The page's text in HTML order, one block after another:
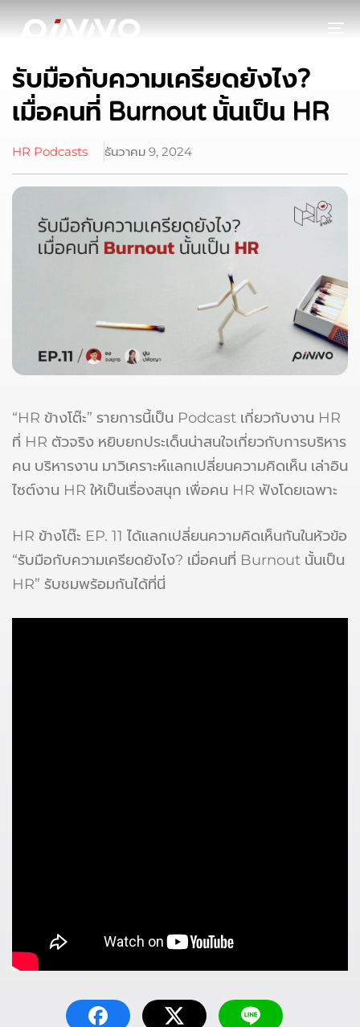
รับมือกับความเครียดยังไง?
เมื่อคนที่ Burnout นั้นเป็น HR
HR Podcasts ธันวาคม 9, 2024
“HR ข้างโต๊ะ” รายการนี้เป็น Podcast เกี่ยวกับงาน HR
ที่ HR ตัวจริง หยิบยกประเด็นน่าสนใจเกี่ยวกับการบริหาร
คน บริหารงาน มาวิเคราะห์แลกเปลี่ยนความคิดเห็น เล่าอิน
ไซต์งาน HR ให้เป็นเรื่องสนุก เพื่อคน HR ฟังโดยเฉพาะ
HR ข้างโต๊ะ EP. 11 ได้แลกเปลี่ยนความคิดเห็นกันในหัวข้อ
“รับมือกับความเครียดยังไง? เมื่อคนที่ Burnout นั้นเป็น
HR” รับชมพร้อมกันได้ที่นี่